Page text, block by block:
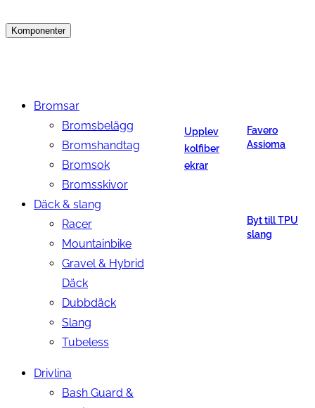
Komponenter
Bromsar
Bromsbelägg
Bromshandtag
Bromsok
Bromsskivor
Däck & slang
Racer
Mountainbike
Gravel & Hybrid
Däck
Dubbdäck
Slang
Tubeless
Drivlina
Bash Guard &
Upplev
kolfiber
ekrar
Favero
Assioma
Byt till TPU
slang